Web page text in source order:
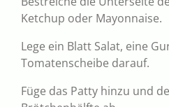
Ketchup oder Mayonnaise.
Lege ein Blatt Salat, eine
Tomatenscheibe darauf.
Füge das Patty hinzu und